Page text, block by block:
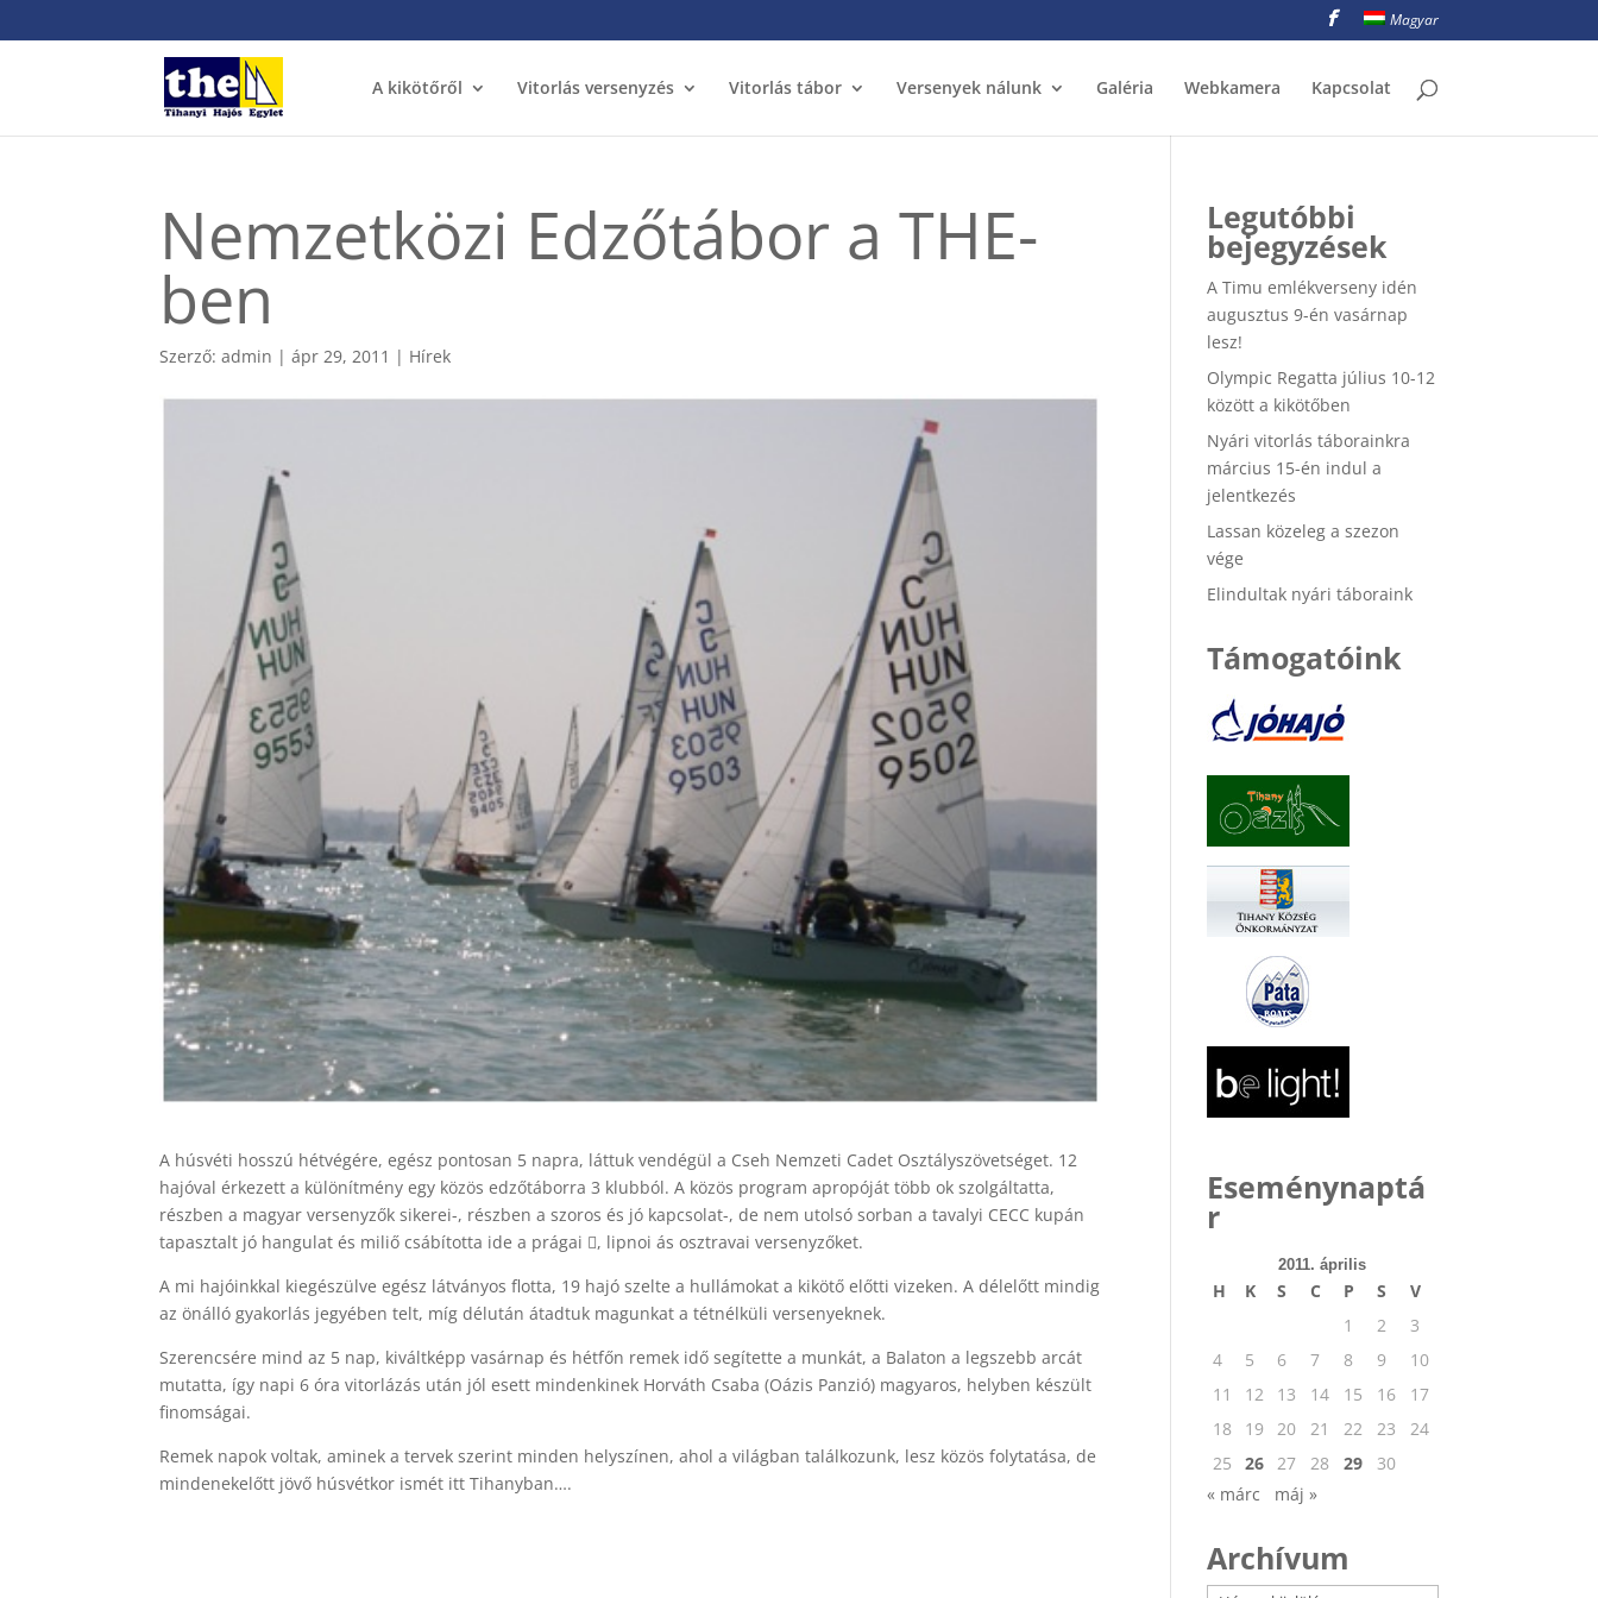
Magyar
A kikötőről Vitorlás versenyzés Vitorlás tábor Versenyek nálunk Galéria Webkamera Kapcsolat
Nemzetközi Edzőtábor a THE-
ben
Szerző:admin |ápr 29, 2011 | Hírek
A húsvéti hosszú hétvégére, egész pontosan 5 napra, láttuk vendégül a Cseh Nemzeti Cadet Osztályszövetséget. 12
hajóval érkezett a különítmény egy közös edzőtáborra 3 klubból. A közös program apropóját több ok szolgáltatta,
részben a magyar versenyzők sikerei-, részben a szoros és jó kapcsolat-, de nem utolsó sorban a tavalyi CECC kupán
tapasztalt jó hangulat és miliő csábította ide a prágai , lipnoi ás osztravai versenyzőket.
A mi hajóinkkal kiegészülve egész látványos flotta, 19 hajó szelte a hullámokat a kikötő előtti vizeken. A délelőtt mindig
az önálló gyakorlás jegyében telt, míg délután átadtuk magunkat a tétnélküli versenyeknek.
Szerencsére mind az 5 nap, kiváltképp vasárnap és hétfőn remek idő segítette a munkát, a Balaton a legszebb arcát
mutatta, így napi 6 óra vitorlázás után jól esett mindenkinek Horváth Csaba (Oázis Panzió) magyaros, helyben készült
finomságai.
Remek napok voltak, aminek a tervek szerint minden helyszínen, ahol a világban találkozunk, lesz közös folytatása, de
mindenekelőtt jövő húsvétkor ismét itt Tihanyban….
Legutóbbi
bejegyzések
A Timu emlékverseny idén
augusztus 9-én vasárnap
lesz!
Olympic Regatta július 10-12
között a kikötőben
Nyári vitorlás táborainkra
március 15-én indul a
jelentkezés
Lassan közeleg a szezon
vége
Elindultak nyári táboraink
Támogatóink
Eseménynaptá
r
2011. április
H K S C P S
V
1
2
3
4
5 6 7 8 9
10
11
12 13 14 15 16
17
18
19 20 21 22 23
24
25
26 27 28 29
30
« márc
máj »
Archívum